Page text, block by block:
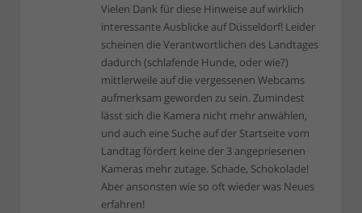
Vielen Dank für diese Hinweise auf wirklich
interessante Ausblicke auf Düsseldorf! Leider
scheinen die Verantwortlichen des Landtages
dadurch (schlafende Hunde, oder wie?)
mittlerweile auf die vergessenen Webcams
aufmerksam geworden zu sein. Zumindest
lässt sich die Kamera nicht mehr anwählen,
und auch eine Suche auf der Startseite vom
Landtag fördert keine der 3 angepriesenen
Kameras mehr zutage. Schade, Schokolade!
Aber ansonsten wie so oft wieder was Neues
erfahren!